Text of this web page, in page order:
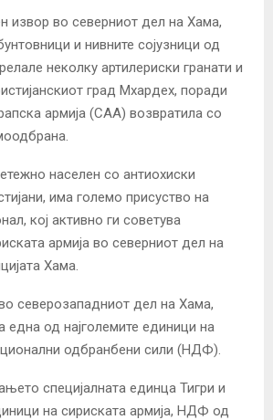
извор во северниот дел на Хама,
и нивните сојузници од
неколку артилериски гранати и
град Мхардех, поради
армија (САА) возвратила со
населен со антиохиски
има големо присуство на
кој активно ги советува
армија во северниот дел на
Хама.
северозападниот дел на Хама,
од најголемите единици на
одбранбени сили (НДФ).
специјалната единца Тигри и
на сириската армија, НДФ од